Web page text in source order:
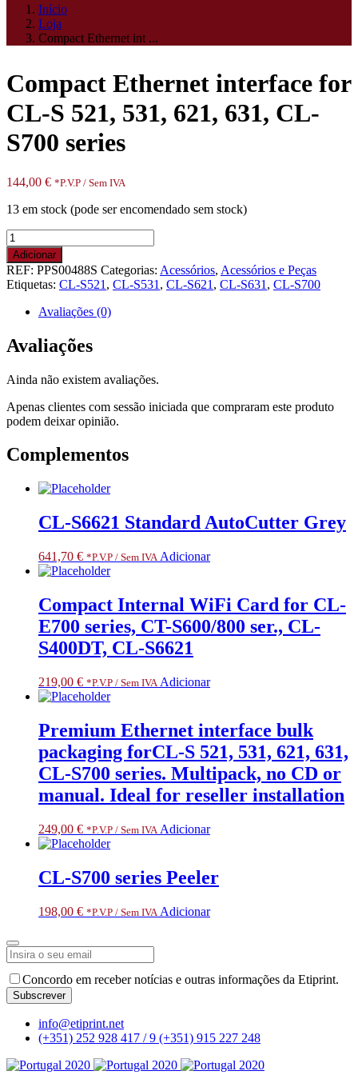
Início
Loja
Compact Ethernet int ...
Compact Ethernet interface for
CL-S 521, 531, 621, 631, CL-
S700 series
144,00 € *P.V.P / Sem IVA
13 em stock (pode ser encomendado sem stock)
Quantidade
de
Compact
Ethernet
interface
S
521,
621,
CL-
S700
Adicionar
REF: PPS00488S Categorias: Acessórios, Acessórios e Peças
Etiquetas: CL-S521 , CL-S531 , CL-S621 , CL-S631 , CL-S700
Avaliações (0)
Avaliações
Ainda não existem avaliações.
Apenas clientes com sessão iniciada que compraram este produto
podem deixar opinião.
Complementos
CL-S6621 Standard AutoCutter Grey
641,70 € *P.V.P / Sem IVA Adicionar
Compact Internal WiFi Card for CL-
E700 series, CT-S600/800 ser., CL-
S400DT, CL-S6621
219,00 € *P.V.P / Sem IVA Adicionar
Premium Ethernet interface bulk
packaging forCL-S 521, 531, 621, 631,
CL-S700 series. Multipack, no CD or
manual. Ideal for reseller installation
249,00 € *P.V.P / Sem IVA Adicionar
CL-S700 series Peeler
198,00 € *P.V.P / Sem IVA Adicionar
Concordo em receber notícias e outras informações da Etiprint.
Subscrever
Website*
info@etiprint.net
(+351) 252 928 417 / 9 (+351) 915 227 248